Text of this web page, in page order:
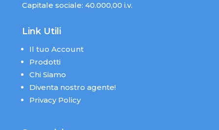
Capitale sociale: 40.000,00 i.v.
Link Utili
Il tuo Account
Prodotti
Chi Siamo
Diventa nostro agente!
Privacy Policy